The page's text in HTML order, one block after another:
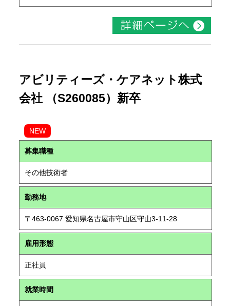
アビリティーズ・ケアネット株式
会社 （S260085）新卒
NEW
募集職種
その他技術者
勤務地
〒463-0067 愛知県名古屋市守山区守山3-11-28
雇用形態
正社員
就業時間